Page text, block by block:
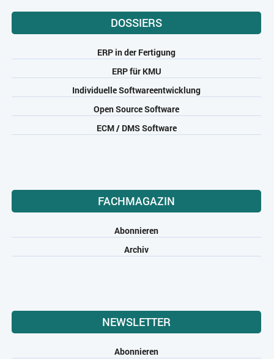
DOSSIERS
ERP in der Fertigung
ERP für KMU
Individuelle Softwareentwicklung
Open Source Software
ECM / DMS Software
FACHMAGAZIN
Abonnieren
Archiv
NEWSLETTER
Abonnieren